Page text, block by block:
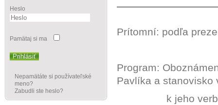
Heslo
Pamätaj si ma
Prihlásiť
Nepamätáte si používateľské
meno?
Zabudli ste heslo?
Prítomní: podľa
Program:
Pavlíka a stanovisko
k jeho